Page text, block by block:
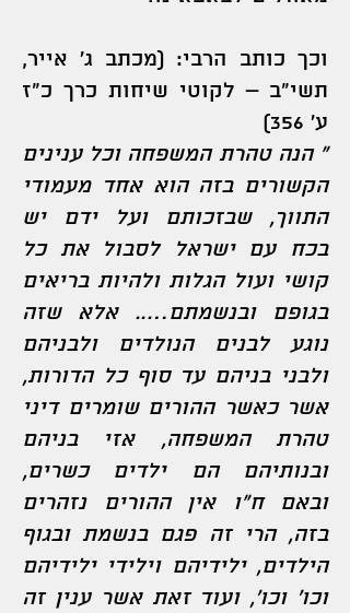
וכך כותב הרבי: (מכתב ג` אייר,
תשי”ב – לקוטי שיחות כרך כ”ז
ע` 356)
” הנה טהרת המשפחה וכל ענינים
הקשורים בזה הוא אחד מעמודי
התווך, שבזכותם ועל ידם יש
בכח עם ישראל לסבול את כל
קושי ועול הגלות ולהיות בריאים
בגופם ובנשמתם….. אלא שזה
נוגע לבנים הנולדים ולבניהם
ולבני בניהם עד סוף כל הדורות,
אשר כאשר ההורים שומרים דיני
טהרת המשפחה, אזי בניהם
ובנותיהם הם ילדים כשרים,
ובאם ח”ו אין ההורים נזהרים
בזה, הרי זה פגם בנשמת ובגוף
הילדים, ילידיהם וילידי ילידיהם
וכו` וכו`, ועוד זאת אשר ענין זה